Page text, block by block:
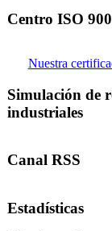
Centro ISO
Nuestra
Simulación de
industriales
Canal RSS
Estadísticas